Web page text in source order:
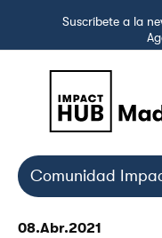
Suscríbete a la
Comunidad
08.Abr.2021